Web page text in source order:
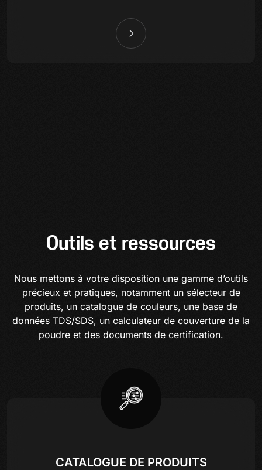
Outils et ressources
Nous mettons à votre disposition une gamme d’outils
précieux et pratiques, notamment un sélecteur de
produits, un catalogue de couleurs, une base de
données TDS/SDS, un calculateur de couverture de la
poudre et des documents de certification.
CATALOGUE DE PRODUITS